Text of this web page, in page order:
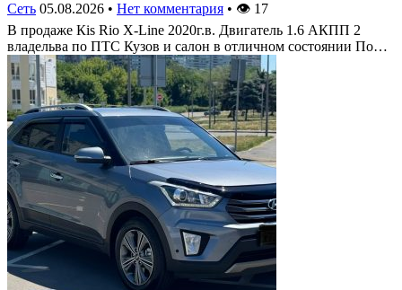
Сеть 05.08.2026 • Нет комментария • 👁 17
В продаже Кis Rio X-Line 2020г.в. Двигатель 1.6 АКПП 2
владельва по ПТС Кузов и салон в отличном состоянии По…